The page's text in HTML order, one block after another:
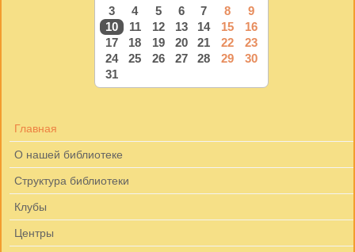
3
4 5 6 7 8
9
10
11 12 13 14 15
16
17
18 19 20 21 22
23
24
25 26 27 28 29
30
31
Главная
О нашей библиотеке
Структура библиотеки
Клубы
Центры